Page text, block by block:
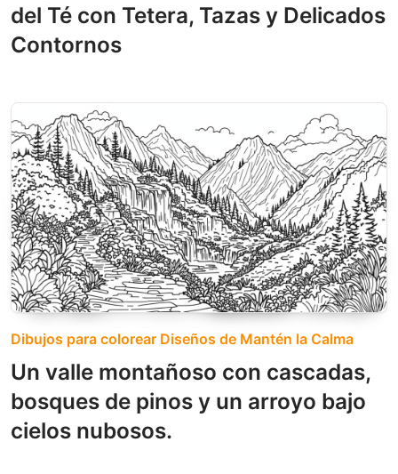
del Té con Tetera, Tazas y Delicados
Contornos
Dibujos para colorear Diseños de Mantén la Calma
Un valle montañoso con cascadas,
bosques de pinos y un arroyo bajo
cielos nubosos.